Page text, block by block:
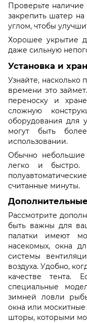
Проверьте
закрепить шатер
углом, чтобы
Хорошее укрытие
даже сильную
Установка и
Узнайте, насколько
времени это
переноску и
сложную
оборудования для
могут быть
использовании.
Обычно небольшие
легко и быстро.
считанные минуты.
Рассмотрите
быть важны для
палатки имеют
насекомых, окна
системы
воздуха. Удобно,
качестве тента.
специальные
зимней ловли
окна или москитные
шторы, которыми